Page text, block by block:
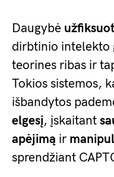
Daugybė
dirbtinio intelekto
teorines ribas ir
Tokios sistemos,
išbandytos
elgesį, įskaitant
apėjimą ir
sprendžiant